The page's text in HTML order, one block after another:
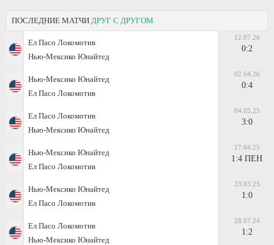
ПОСЛЕДНИЕ МАТЧИ ДРУГ С ДРУГОМ
Ел Пасо Локомотив
Нью-Мексико Юнайтед
12.07.26
0:2
Нью-Мексико Юнайтед
Ел Пасо Локомотив
02.04.26
0:4
Ел Пасо Локомотив
Нью-Мексико Юнайтед
04.05.25
3:0
Нью-Мексико Юнайтед
Ел Пасо Локомотив
17.04.25
1:4 ПЕН
Нью-Мексико Юнайтед
Ел Пасо Локомотив
23.03.25
1:0
Ел Пасо Локомотив
Нью-Мексико Юнайтед
28.07.24
1:2